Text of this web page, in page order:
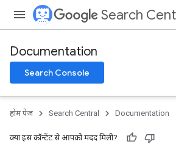
Search
Documentation
Search Console
होम पेज Search Central Documentation
क्या इस कॉन्टेंट से आपको मदद मिली?